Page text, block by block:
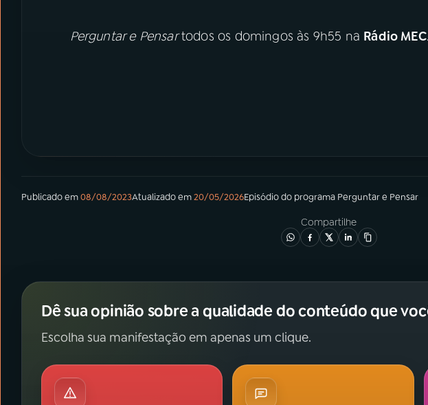
Instagram X
Perguntar e Pensartodos os domingos às 9h55 na Rádio MEC.
Publicado em08/08/2023Atualizado em20/05/2026Episódiodo programa Perguntar e Pensar
Compartilhe
Dê sua opinião sobre a qualidade do conteúdo que
Escolha sua manifestação em apenas um clique.